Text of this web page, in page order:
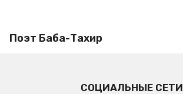
Поэт Баба-Тахир
СОЦИАЛЬНЫЕ СЕТИ